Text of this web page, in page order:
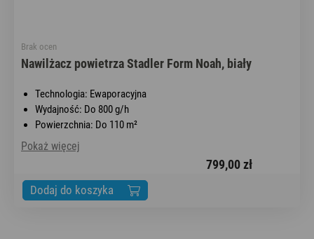
Brak ocen
Nawilżacz powietrza Stadler Form Noah, biały
Technologia: Ewaporacyjna
Wydajność: Do 800 g/h
Powierzchnia: Do 110 m²
Pokaż więcej
799,00 zł
Dodaj do koszyka